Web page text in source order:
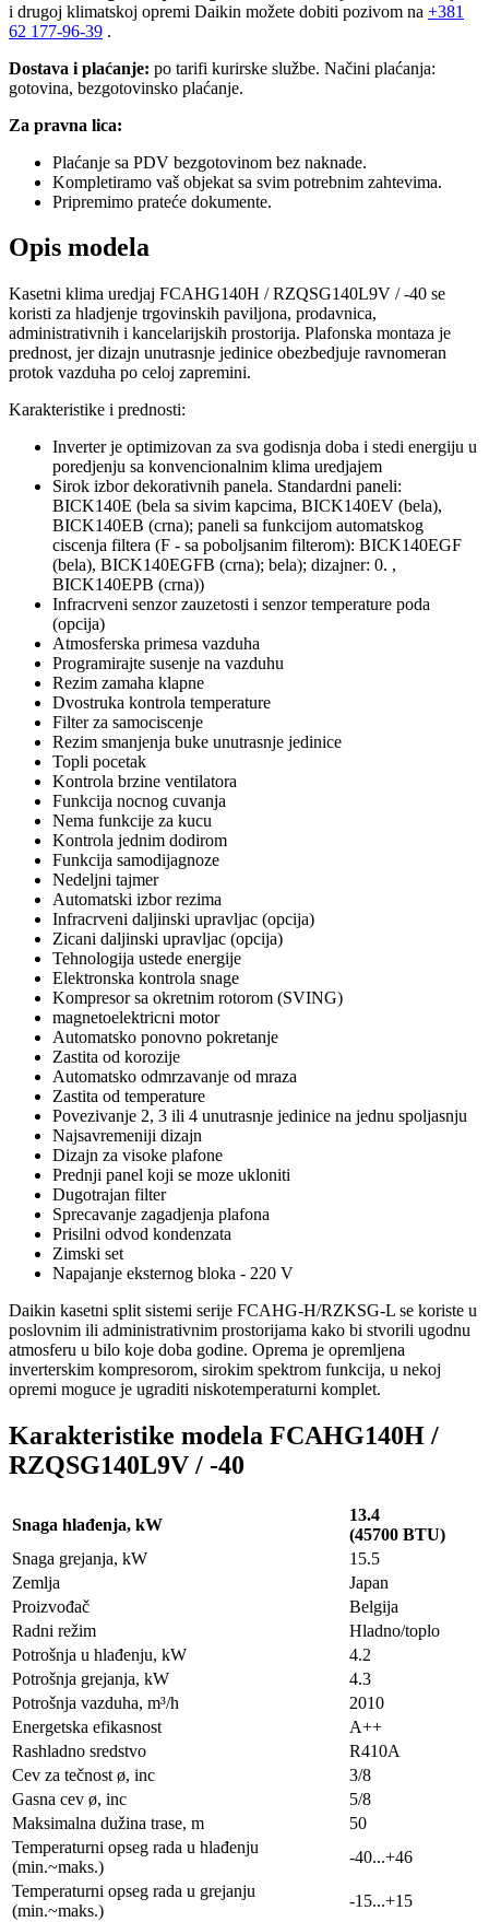
i drugoj klimatskoj opremi Daikin možete dobiti pozivom na +381
62 177-96-39 .
Dostava i plaćanje: po tarifi kurirske službe. Načini plaćanja:
gotovina, bezgotovinsko plaćanje.
Za pravna lica:
Plaćanje sa PDV bezgotovinom bez naknade.
Kompletiramo vaš objekat sa svim potrebnim zahtevima.
Pripremimo prateće dokumente.
Opis modela
Kasetni klima uredjaj FCAHG140H / RZQSG140L9V / -40 se
koristi za hladjenje trgovinskih paviljona, prodavnica,
administrativnih i kancelarijskih prostorija. Plafonska montaza je
prednost, jer dizajn unutrasnje jedinice obezbedjuje ravnomeran
protok vazduha po celoj zapremini.
Karakteristike i prednosti:
Inverter je optimizovan za sva godisnja doba i stedi energiju u
poredjenju sa konvencionalnim klima uredjajem
Sirok izbor dekorativnih panela. Standardni paneli:
BICK140E (bela sa sivim kapcima, BICK140EV (bela),
BICK140EB (crna); paneli sa funkcijom automatskog
ciscenja filtera (F - sa poboljsanim filterom): BICK140EGF
(bela), BICK140EGFB (crna); bela); dizajner: 0. ,
BICK140EPB (crna))
Infracrveni senzor zauzetosti i senzor temperature poda
(opcija)
Atmosferska primesa vazduha
Programirajte susenje na vazduhu
Rezim zamaha klapne
Dvostruka kontrola temperature
Filter za samociscenje
Rezim smanjenja buke unutrasnje jedinice
Topli pocetak
Kontrola brzine ventilatora
Funkcija nocnog cuvanja
Nema funkcije za kucu
Kontrola jednim dodirom
Funkcija samodijagnoze
Nedeljni tajmer
Automatski izbor rezima
Infracrveni daljinski upravljac (opcija)
Zicani daljinski upravljac (opcija)
Tehnologija ustede energije
Elektronska kontrola snage
Kompresor sa okretnim rotorom (SVING)
magnetoelektricni motor
Automatsko ponovno pokretanje
Zastita od korozije
Automatsko odmrzavanje od mraza
Zastita od temperature
Povezivanje 2, 3 ili 4 unutrasnje jedinice na jednu spoljasnju
Najsavremeniji dizajn
Dizajn za visoke plafone
Prednji panel koji se moze ukloniti
Dugotrajan filter
Sprecavanje zagadjenja plafona
Prisilni odvod kondenzata
Zimski set
Napajanje eksternog bloka - 220 V
Daikin kasetni split sistemi serije FCAHG-H/RZKSG-L se koriste u
poslovnim ili administrativnim prostorijama kako bi stvorili ugodnu
atmosferu u bilo koje doba godine. Oprema je opremljena
inverterskim kompresorom, sirokim spektrom funkcija, u nekoj
opremi moguce je ugraditi niskotemperaturni komplet.
Karakteristike modela FCAHG140H /
RZQSG140L9V / -40
Snaga hlađenja, kW
13.4
(45700 BTU)
Snaga grejanja, kW
15.5
Zemlja
Japan
Proizvođač
Belgija
Radni režim
Hladno/toplo
Potrošnja u hlađenju, kW
4.2
Potrošnja grejanja, kW
4.3
Potrošnja vazduha, m³/h
2010
Energetska efikasnost
A++
Rashladno sredstvo
R410A
Cev za tečnost ø, inc
3/8
Gasna cev ø, inc
5/8
Maksimalna dužina trase, m
50
Temperaturni opseg rada u hlađenju
(min.~maks.)
-40...+46
Temperaturni opseg rada u grejanju
(min.~maks.)
-15...+15